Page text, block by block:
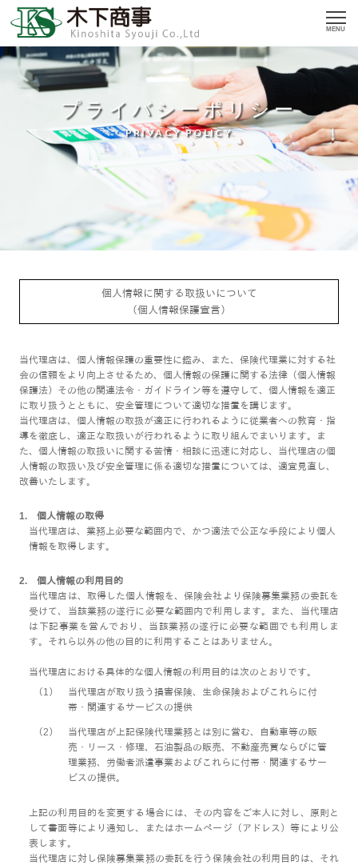
MENU
プライバシーポリシー
PRIVACY POLICY
個人情報に関する取扱いについて
（個人情報保護宣言）
当代理店は、個人情報保護の重要性に鑑み、また、保険代理業に対する社
会の信頼をより向上させるため、個人情報の保護に関する法律（個人情報
保護法）その他の関連法令・ガイドライン等を遵守して、個人情報を適正
に取り扱うとともに、安全管理について適切な措置を講じます。
当代理店は、個人情報の取扱が適正に行われるように従業者への教育・指
導を徹底し、適正な取扱いが行われるように取り組んでまいります。ま
た、個人情報の取扱いに関する苦情・相談に迅速に対応し、当代理店の個
人情報の取扱い及び安全管理に係る適切な措置については、適宜見直し、
改善いたします。
1. 個人情報の取得
当代理店は、業務上必要な範囲内で、かつ適法で公正な手段により個人
情報を取得します。
2. 個人情報の利用目的
当代理店は、取得した個人情報を、保険会社より保険募集業務の委託を
受けて、当該業務の遂行に必要な範囲内で利用します。また、当代理店
は下記事業を営んでおり、当該業務の遂行に必要な範囲でも利用しま
す。それら以外の他の目的に利用することはありません。
当代理店における具体的な個人情報の利用目的は次のとおりです。
（1）
当代理店が取り扱う損害保険、生命保険およびこれらに付
帯・関連するサービスの提供
（2）
当代理店が上記保険代理業務とは別に営む、自動車等の販
売・リース・修理、石油製品の販売、不動産売買ならびに管
理業務、労働者派遣事業およびこれらに付帯・関連するサー
ビスの提供。
上記の利用目的を変更する場合には、その内容をご本人に対し、原則と
して書面等により通知し、またはホームページ（アドレス）等により公
表します。
当代理店に対し保険募集業務の委託を行う保険会社の利用目的は、それ